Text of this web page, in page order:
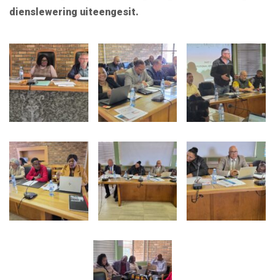
dienslewering uiteengesit.